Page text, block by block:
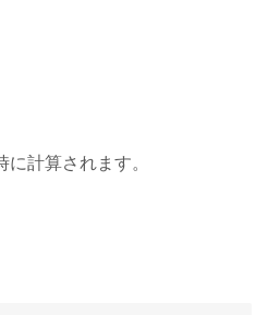
計算されます。